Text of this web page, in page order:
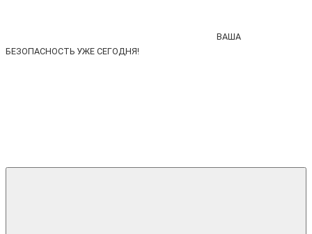
ВАША
БЕЗОПАСНОСТЬ УЖЕ СЕГОДНЯ!